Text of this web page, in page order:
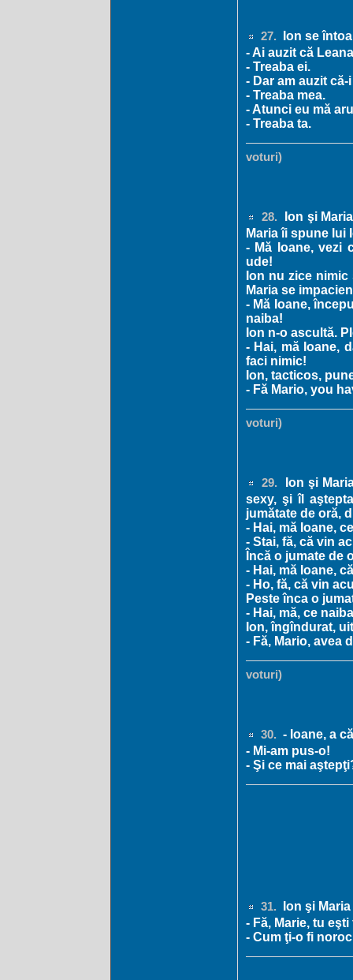
27. Ion se
- Ai auzit că
- Treaba ei.
- Dar am auzit că-
- Treaba mea.
- Atunci eu mă
- Treaba ta.
voturi)
28.
Ion şi
Maria îi spune lui
- Mă Ioane, vezi
ude!
Ion nu zice
Maria se
- Mă Ioane,
naiba!
Ion n-o ascultă.
- Hai, mă Ioane,
faci nimic!
Ion, tacticos,
- Fă Mario, you
voturi)
29.
Ion şi
sexy, şi îl
jumătate de oră,
- Hai, mă Ioane,
- Stai, fă, că vin
Încă o jumate de
- Hai, mă Ioane,
- Ho, fă, că vin
Peste înca o
- Hai, mă, ce
Ion, îngîndurat,
- Fă, Mario, avea
voturi)
30. - Ioane, a
- Mi-am pus-o!
- Şi ce mai
31. Ion şi
- Fă, Marie, tu
- Cum ţi-o fi